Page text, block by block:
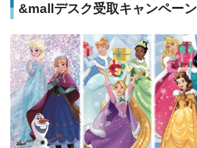
&mallデスク受取キャンペーン